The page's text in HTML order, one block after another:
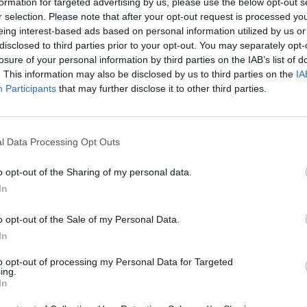
selection. Please note that after your opt-out request is processed
interest-based ads based on personal information utilized by us
to third parties prior to your opt-out. You may separately
of your personal information by third parties on the IAB’s list of
This information may also be disclosed by us to third parties on the
Participants that may further disclose it to other third parties.
Data Processing Opt Outs
opt-out of the Sharing of my personal data.
opt-out of the Sale of my Personal Data.
opt-out of processing my Personal Data for Targeted
Cím: Dudás Attila
Műgyűjtők Háza kft.
Budapest
1023.Bp. Zsigmond tér 11.
Telefon: 18008123
Bemutatkozás: 2013 nyarán nyitottuk meg
optimális áron, gyorsan találjanak vevőt
gyűjteményüket változatos kínálatunkból.
árverést! Kedd-től péntek-ig 11.00-este 18.00